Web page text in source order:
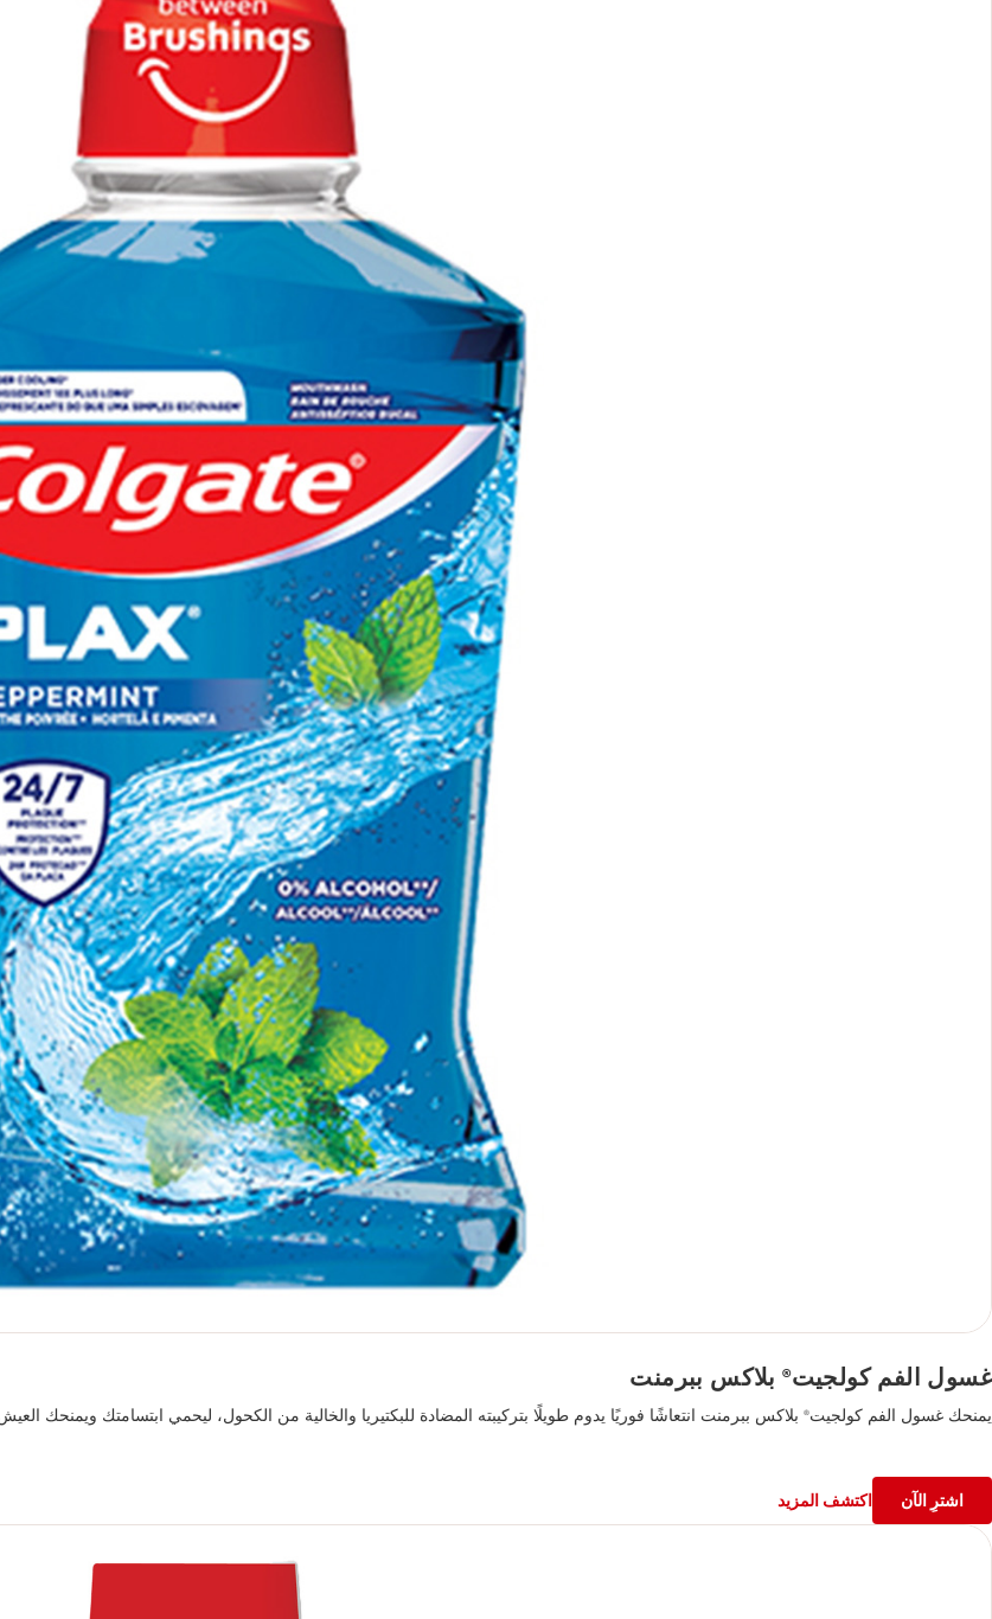
غسول الفم كولجيت®بلاكس ببرمنت
يمنحك غسول الفم كولجيت® بلاكس ببرمنت انتعاشًا فوريًا يدوم طويلًا بتركيبته المضادة للبكتيريا والخالية من الكحول، ليحمي ابتسامتك ويمنحك العيش بثقة في كل لحظة.
اشترِ الآن اكتشف المزيد